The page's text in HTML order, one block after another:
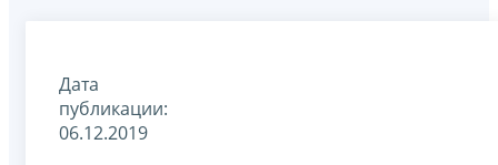
Дата
публикации:
06.12.2019